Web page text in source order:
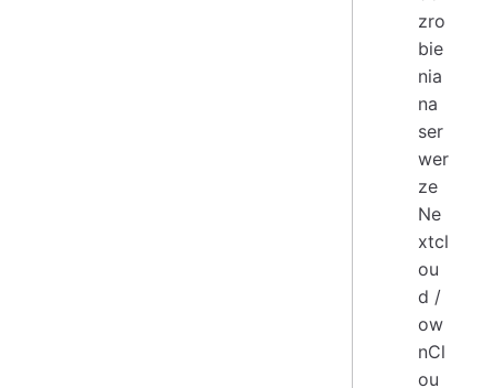
zro
bie
nia
na
ser
wer
ze
Ne
xtcl
ou
d /
ow
nCl
ou